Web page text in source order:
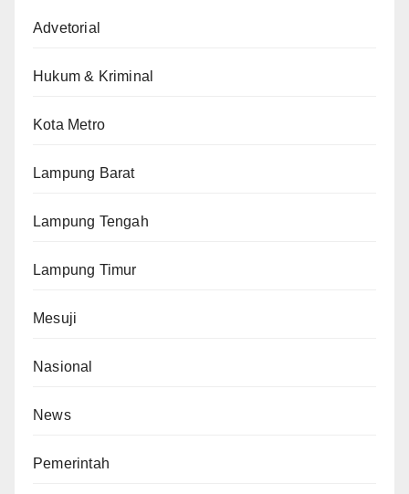
Advetorial
Hukum & Kriminal
Kota Metro
Lampung Barat
Lampung Tengah
Lampung Timur
Mesuji
Nasional
News
Pemerintah